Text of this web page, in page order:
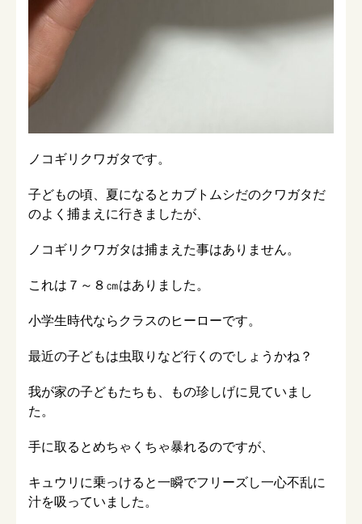
ノコギリクワガタです。
子どもの頃、夏になるとカブトムシだのクワガタだ
のよく捕まえに行きましたが、
ノコギリクワガタは捕まえた事はありません。
これは７～８㎝はありました。
小学生時代ならクラスのヒーローです。
最近の子どもは虫取りなど行くのでしょうかね？
我が家の子どもたちも、もの珍しげに見ていまし
た。
手に取るとめちゃくちゃ暴れるのですが、
キュウリに乗っけると一瞬でフリーズし一心不乱に
汁を吸っていました。